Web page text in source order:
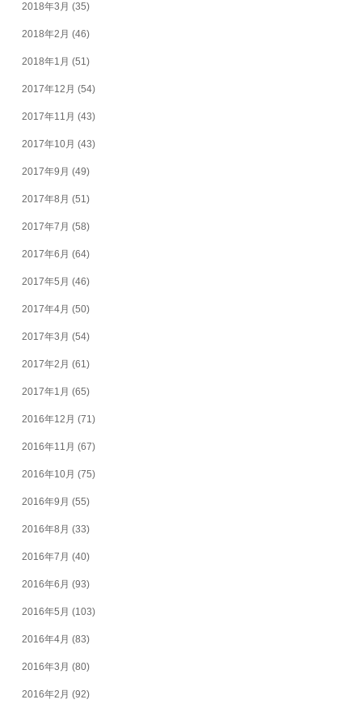
2018年3月 (35)
2018年2月 (46)
2018年1月 (51)
2017年12月 (54)
2017年11月 (43)
2017年10月 (43)
2017年9月 (49)
2017年8月 (51)
2017年7月 (58)
2017年6月 (64)
2017年5月 (46)
2017年4月 (50)
2017年3月 (54)
2017年2月 (61)
2017年1月 (65)
2016年12月 (71)
2016年11月 (67)
2016年10月 (75)
2016年9月 (55)
2016年8月 (33)
2016年7月 (40)
2016年6月 (93)
2016年5月 (103)
2016年4月 (83)
2016年3月 (80)
2016年2月 (92)